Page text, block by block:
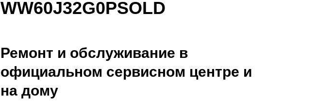
WW60J32G0PSOLD
Ремонт и обслуживание в
официальном сервисном центре и
на дому